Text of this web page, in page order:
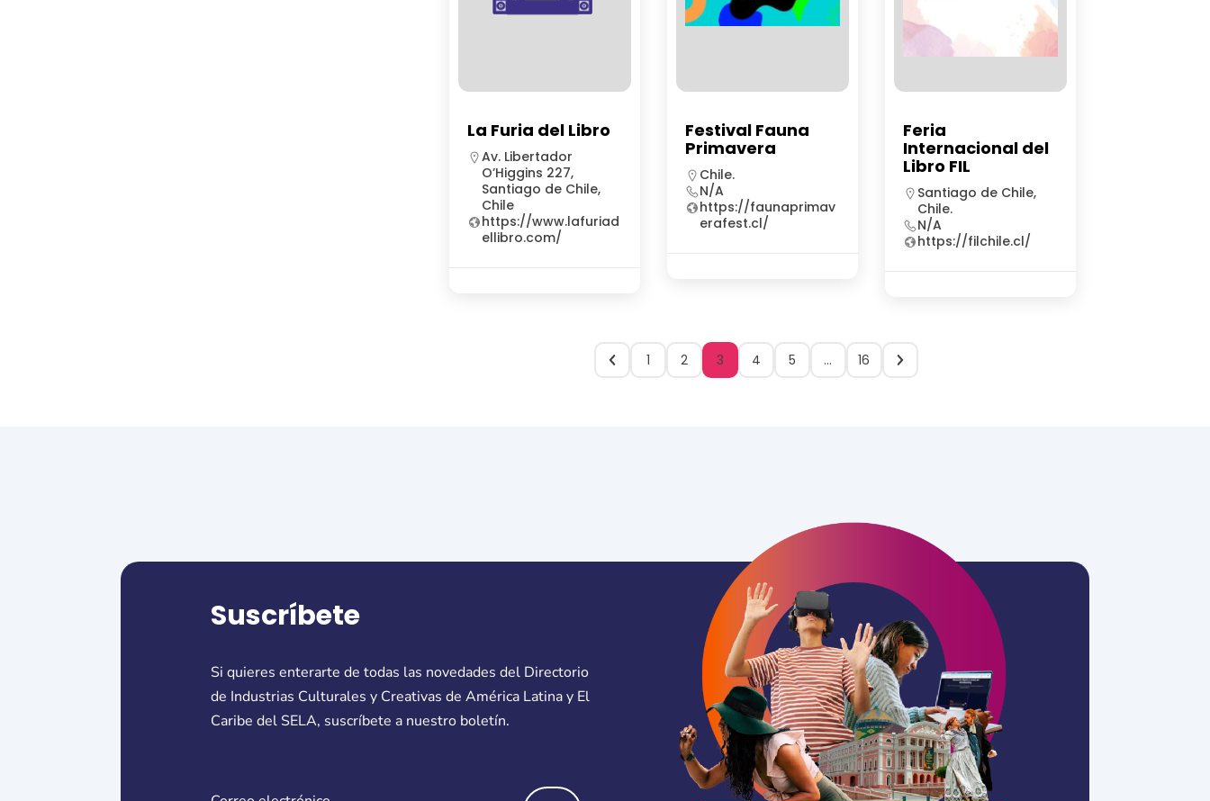
La Furia del Libro
Av. Libertador
O’Higgins 227,
Santiago de Chile,
Chile
https://www.lafuriad
ellibro.com/
Festival Fauna
Primavera
Chile.
N/A
https://faunaprimav
erafest.cl/
Feria
Internacional del
Libro FIL
Santiago de Chile,
Chile.
N/A
https://filchile.cl/
1 2 3 4 5 … 16
Suscríbete
Si quieres enterarte de todas las novedades del Directorio
de Industrias Culturales y Creativas de América Latina y El
Caribe del SELA, suscríbete a nuestro boletín.